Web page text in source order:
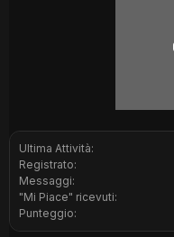
Ultima Attività:
Registrato:
Messaggi:
"Mi Piace" ricevuti:
Punteggio: